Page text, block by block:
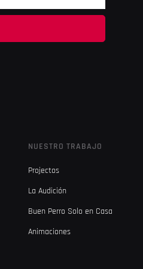
NUESTRO TRABAJO
Projectos
La Audición
Buen Perro Solo en Casa
Animaciones